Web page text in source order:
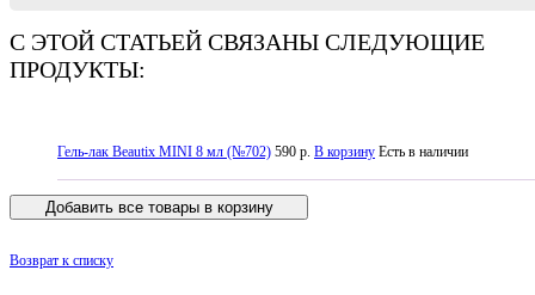
С ЭТОЙ СТАТЬЕЙ СВЯЗАНЫ СЛЕДУЮЩИЕ
ПРОДУКТЫ:
Гель-лак Beautix MINI 8 мл (№702) 590 р. В корзину Есть в наличии
Добавить все товары в корзину
Возврат к списку